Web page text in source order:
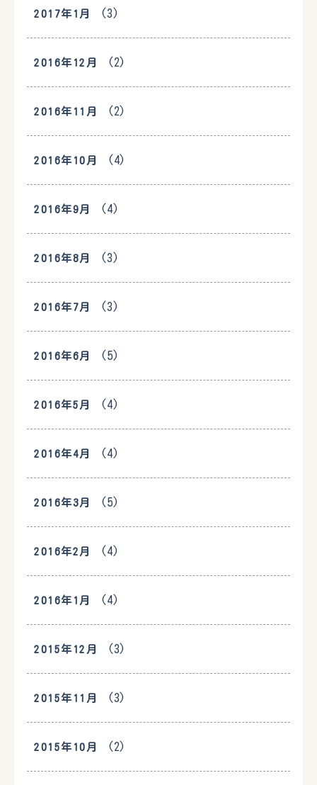
2017年1月 (3)
2016年12月 (2)
2016年11月 (2)
2016年10月 (4)
2016年9月 (4)
2016年8月 (3)
2016年7月 (3)
2016年6月 (5)
2016年5月 (4)
2016年4月 (4)
2016年3月 (5)
2016年2月 (4)
2016年1月 (4)
2015年12月 (3)
2015年11月 (3)
2015年10月 (2)